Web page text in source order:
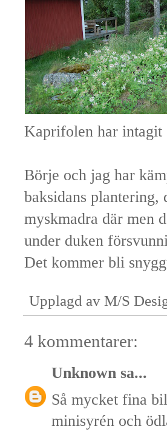
Kaprifolen har intagit
Börje och jag har
baksidans
myskmadra där men
under duken
Det kommer bli
Upplagd av M/S
4 kommentarer:
Unknown sa...
Så mycket fina
minisyrén och